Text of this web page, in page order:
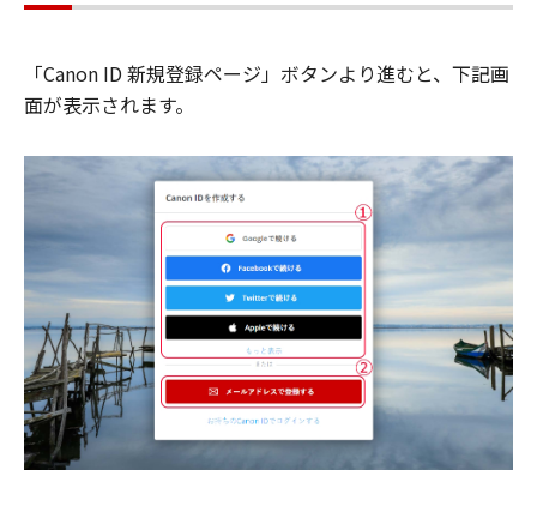
「Canon ID 新規登録ページ」ボタンより進むと、下記画
面が表示されます。